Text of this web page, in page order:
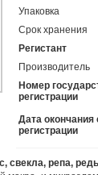
Упаковка
Срок хранения
Регистант
Производитель
Номер
регистрации
Дата окончания
регистрации
свекла, репа,